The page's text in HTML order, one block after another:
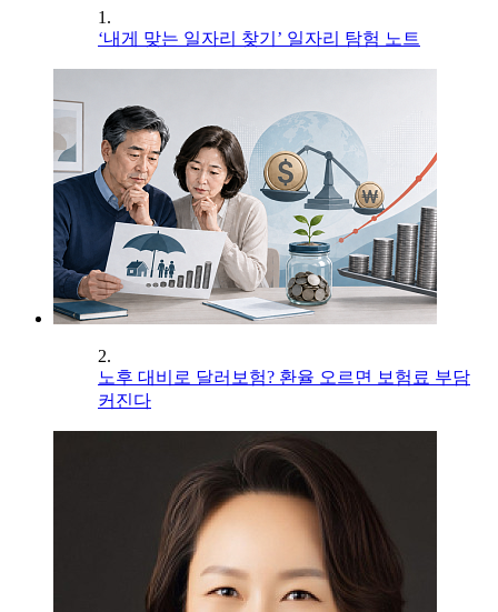
1.
‘내게 맞는 일자리 찾기’ 일자리 탐험 노트
2.
노후 대비로 달러보험? 환율 오르면 보험료 부담
커진다